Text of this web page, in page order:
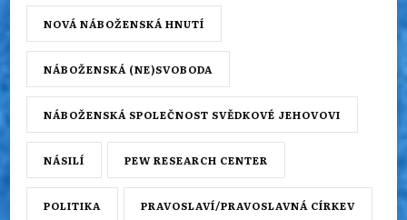
NOVÁ NÁBOŽENSKÁ HNUTÍ
NÁBOŽENSKÁ (NE)SVOBODA
NÁBOŽENSKÁ SPOLEČNOST SVĚDKOVÉ JEHOVOVI
NÁSILÍ PEW RESEARCH CENTER
POLITIKA PRAVOSLAVÍ/PRAVOSLAVNÁ CÍRKEV